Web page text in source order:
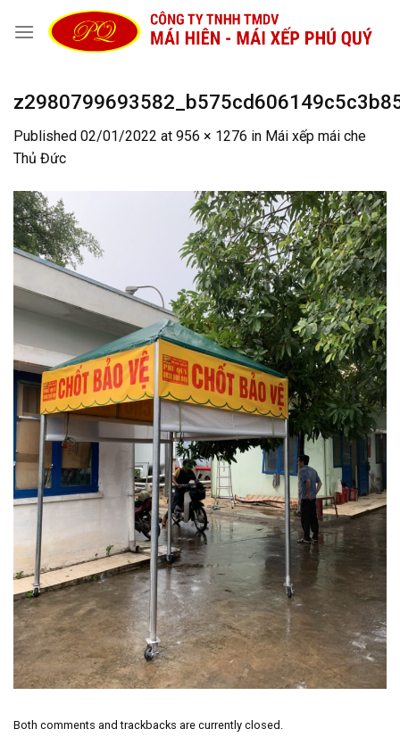
Published 02/01/2022 at 956 × 1276 in Mái xếp mái che
Thủ Đức
Both comments and trackbacks are currently closed.